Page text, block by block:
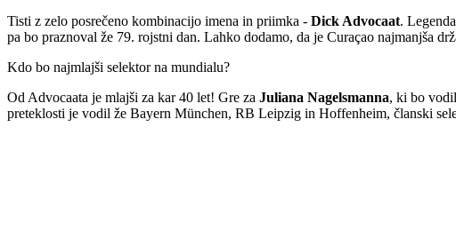
Tisti z zelo posrečeno kombinacijo imena in priimka - Dick Advocaat.
pa bo praznoval že 79. rojstni dan. Lahko dodamo, da je Curaçao najmanjša
Kdo bo najmlajši selektor na mundialu?
Od Advocaata je mlajši za kar 40 let! Gre za Juliana Nagelsmanna, ki bo
preteklosti je vodil že Bayern München, RB Leipzig in Hoffenheim, članski